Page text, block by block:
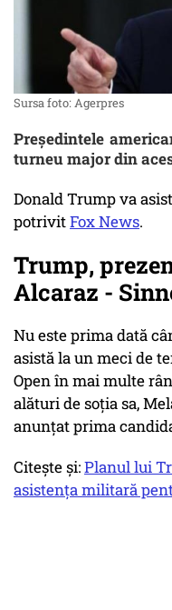
Sursa foto: Agerpres
Președintele
turneu major din
Donald Trump va
potrivitFox News.
Trump,
Alcaraz -
Nu este prima dată
asistă la un meci de
Open în mai multe
alături de soția sa,
anunțat prima
Citește și:Planul lui
asistența militară